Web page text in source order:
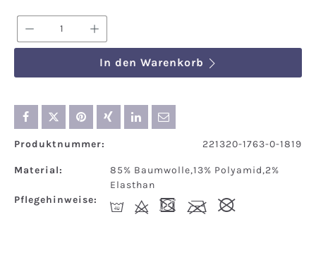
Produkt Anzahl: Gib den
In den Warenkorb
Produktnummer: 221320-1763-0-1819
Material:
85% Baumwolle,13% Polyamid,2%
Elasthan
Pflegehinweise:
I d - l #